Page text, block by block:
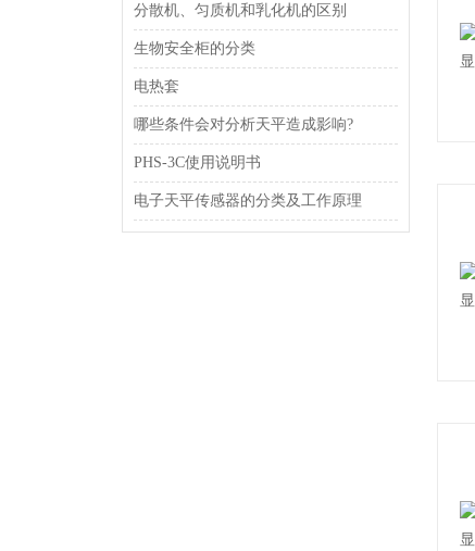
分散机、匀质机和乳化机的区别
生物安全柜的分类
电热套
哪些条件会对分析天平造成影响?
PHS-3C使用说明书
电子天平传感器的分类及工作原理